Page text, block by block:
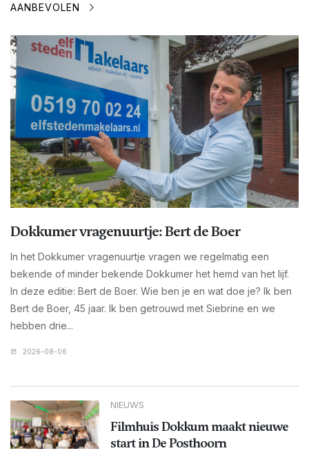
AANBEVOLEN
Dokkumer vragenuurtje: Bert de Boer
In het Dokkumer vragenuurtje vragen we regelmatig een
bekende of minder bekende Dokkumer het hemd van het lijf.
In deze editie: Bert de Boer. Wie ben je en wat doe je? Ik ben
Bert de Boer, 45 jaar. Ik ben getrouwd met Siebrine en we
hebben drie...
2026-08-06
NIEUWS
Filmhuis Dokkum maakt nieuwe
start in De Posthoorn